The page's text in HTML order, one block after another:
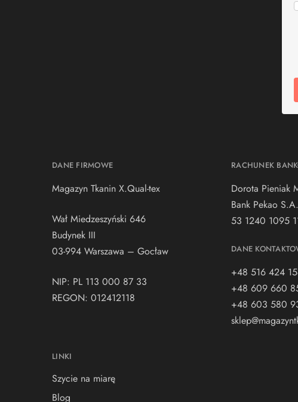
DANE FIRMOWE
Magazyn Tkanin X.Qual-tex
Wał Miedzeszyński 646
Budynek III
03-994 Warszawa – Gocław
NIP: PL 113 000 87 33
REGON: 012412118
LINKI
Szycie na miarę
Blog
RACHUNEK
Dorota Pieniak
Bank Pekao S.A.
53 1240 1095
DANE
+48 516 424
+48 609 660
+48 603 580